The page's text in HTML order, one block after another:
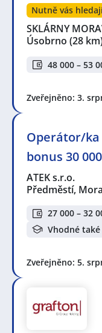
Nutně vás
SKLÁRNY
Úsobrno (28
48 000 – 53
Zveřejněno: 3.
Operátor/
bonus 30
ATEK s.r.o.
Předměstí,
27 000 – 32
Vhodné
Zveřejněno: 5.